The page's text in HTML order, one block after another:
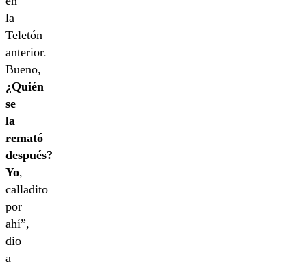
la
Teletón
anterior.
Bueno,
¿Quién
se
la
remató
después?
Yo,
calladito
por
ahí”,
dio
a